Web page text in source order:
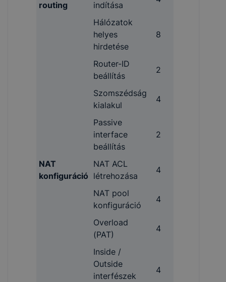
routing
indítása
Hálózatok
helyes
hirdetése
8
Router-ID
beállítás
2
Szomszédság
kialakul
4
Passive
interface
beállítás
2
NAT
konfiguráció
NAT ACL
létrehozása
4
NAT pool
konfiguráció
4
Overload
(PAT)
4
Inside /
Outside
interfészek
4